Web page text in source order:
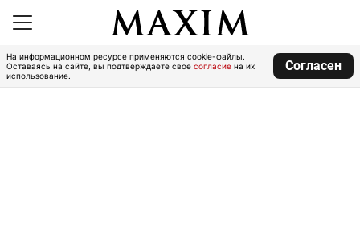
На информационном ресурсе применяются cookie-файлы.
Оставаясь на сайте, вы подтверждаете свое согласие на их
использование.
Согласен